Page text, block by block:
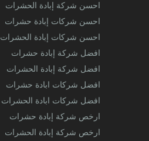
احسن شركة إبادة الحشرات
احسن شركات إبادة حشرات
احسن شركات إبادة الحشرات
افضل شركة إبادة حشرات
افضل شركة إبادة الحشرات
افضل شركات ابادة حشرات
افضل شركات ابادة الحشرات
ارخص شركة إبادة حشرات
ارخص شركة إبادة الحشرات